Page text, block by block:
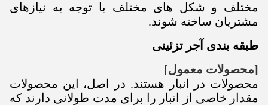
مختلف و شکل های مختلف با توجه به نیازهای
مشتریان ساخته شوند.
طبقه بندی آجر تزئینی
[محصولات معمول]
محصولات در انبار هستند. در اصل، این محصولات
مقدار خاصی از انبار را برای مدت طولانی دارند که